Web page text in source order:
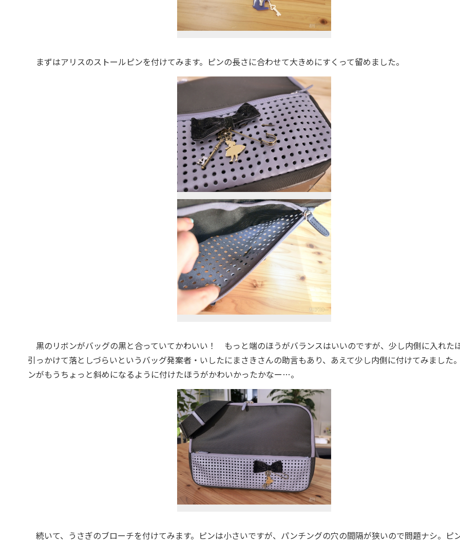
まずはアリスのストールピンを付けてみます。ピンの長さに合わせて大きめにすくって留めました。
黒のリボンがバッグの黒と合っていてかわいい！ もっと端のほうがバランスはいいのですが、少し内側に入れた
引っかけて落としづらいというバッグ発案者・いしたにまさきさんの助言もあり、あえて少し内側に付けてみました
ンがもうちょっと斜めになるように付けたほうがかわいかったかなー…。
続いて、うさぎのブローチを付けてみます。ピンは小さいですが、パンチングの穴の間隔が狭いので問題ナシ。ピ